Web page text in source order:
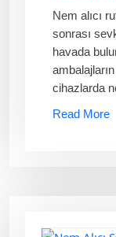
Nem alıcı
sonrası
havada
cihazlarda
Read More